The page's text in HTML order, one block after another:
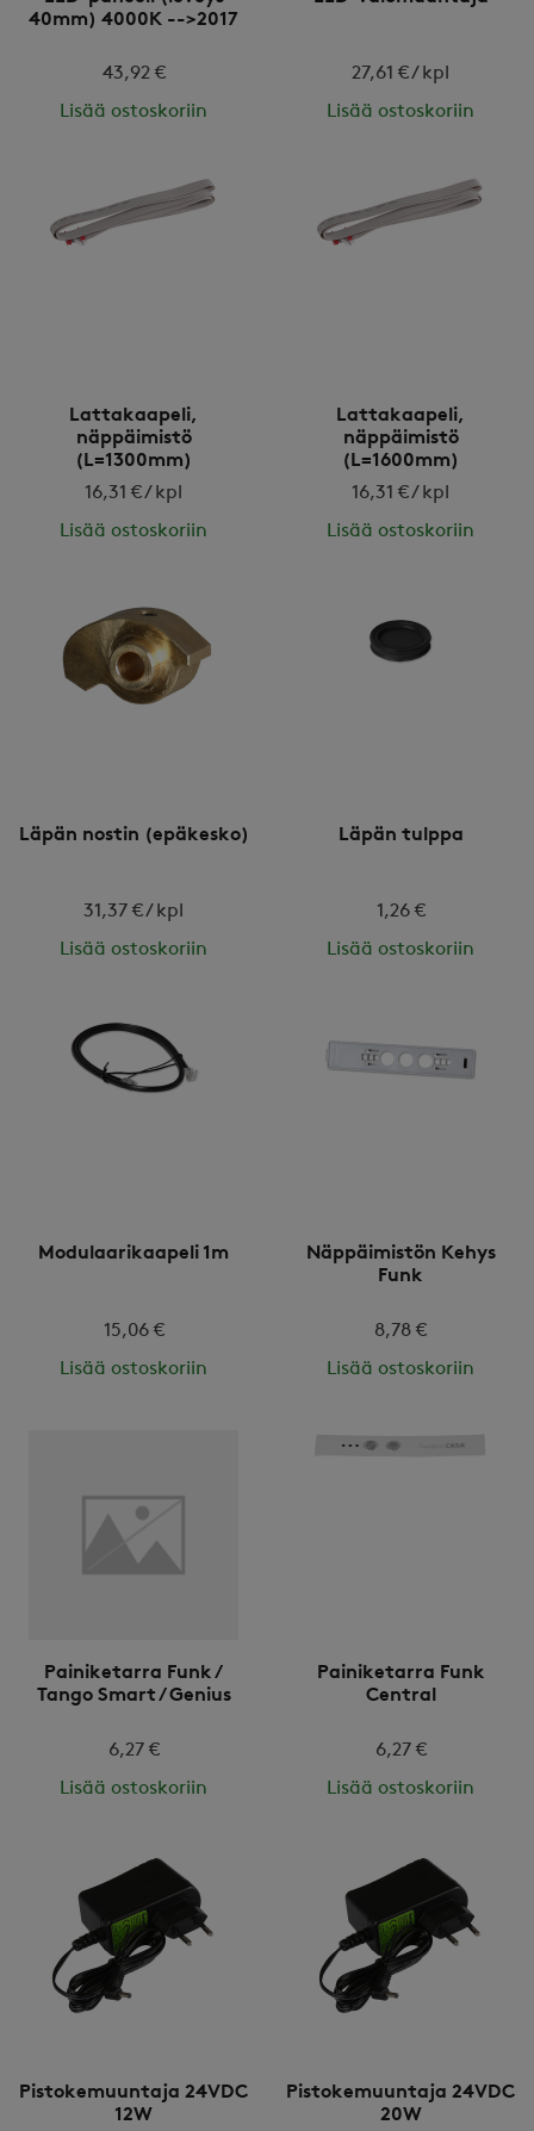
40mm) 4000K -->2017
43,92 €
Lisää ostoskoriin
27,61 € / kpl
Lisää ostoskoriin
Lattakaapeli,
näppäimistö
(L=1300mm)
16,31 € / kpl
Lisää ostoskoriin
Lattakaapeli,
näppäimistö
(L=1600mm)
16,31 € / kpl
Lisää ostoskoriin
Läpän nostin (epäkesko)
31,37 € / kpl
Lisää ostoskoriin
Läpän tulppa
1,26 €
Lisää ostoskoriin
Modulaarikaapeli 1m
15,06 €
Lisää ostoskoriin
Näppäimistön Kehys
Funk
8,78 €
Lisää ostoskoriin
Painiketarra Funk /
Tango Smart / Genius
6,27 €
Lisää ostoskoriin
Painiketarra Funk
Central
6,27 €
Lisää ostoskoriin
Pistokemuuntaja 24VDC
12W
Pistokemuuntaja 24VDC
20W